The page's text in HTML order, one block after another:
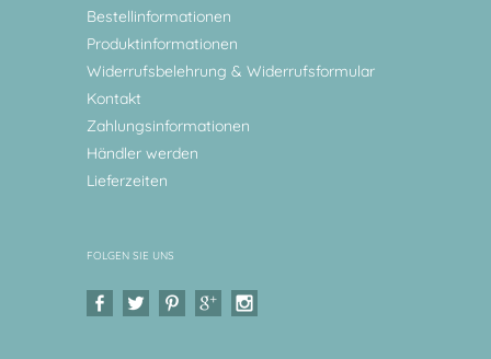
Bestellinformationen
Produktinformationen
Widerrufsbelehrung & Widerrufsformular
Kontakt
Zahlungsinformationen
Händler werden
Lieferzeiten
FOLGEN SIE UNS